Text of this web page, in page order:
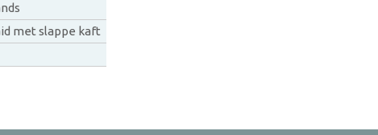
met slappe kaft